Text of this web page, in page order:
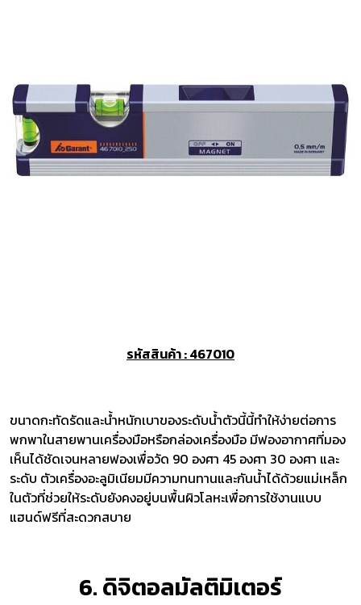
รหัสสินค้า : 467010
ขนาดกะทัดรัดและน้ำหนักเบาของระดับน้ำตัวนี้นี้ทำให้ง่ายต่อการ
พกพาในสายพานเครื่องมือหรือกล่องเครื่องมือ มีฟองอากาศที่มอง
เห็นได้ชัดเจนหลายฟองเพื่อวัด 90 องศา 45 องศา 30 องศา และ
ระดับ ตัวเครื่องอะลูมิเนียมมีความทนทานและกันน้ำได้ด้วยแม่เหล็ก
ในตัวที่ช่วยให้ระดับยังคงอยู่บนพื้นผิวโลหะเพื่อการใช้งานแบบ
แฮนด์ฟรีที่สะดวกสบาย
6. ดิจิตอลมัลติมิเตอร์